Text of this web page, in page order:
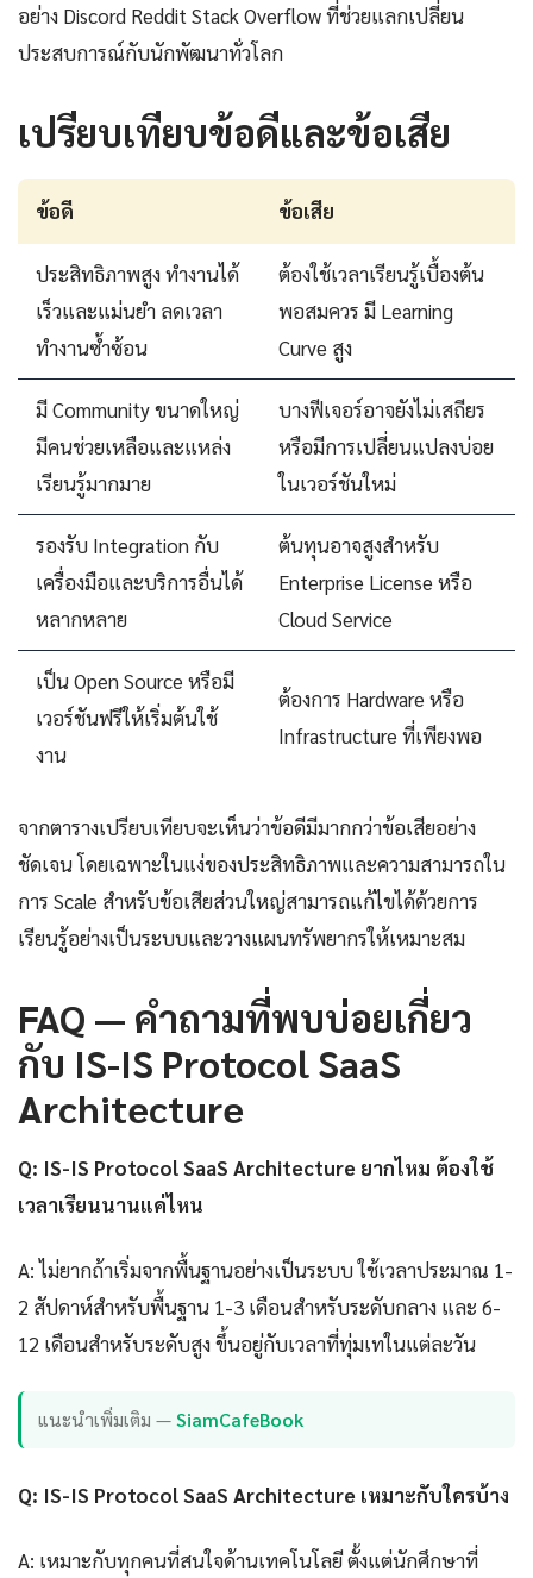
อย่าง Discord Reddit Stack Overflow ที่ช่วยแลกเปลี่ยน
ประสบการณ์กับนักพัฒนาทั่วโลก
เปรียบเทียบข้อดีและข้อเสีย
ข้อดี ข้อเสีย
ประสิทธิภาพสูง ทำงานได้
เร็วและแม่นยำ ลดเวลา
ทำงานซ้ำซ้อน
ต้องใช้เวลาเรียนรู้เบื้องต้น
พอสมควร มี Learning
Curve สูง
มี Community ขนาดใหญ่
มีคนช่วยเหลือและแหล่ง
เรียนรู้มากมาย
บางฟีเจอร์อาจยังไม่เสถียร
หรือมีการเปลี่ยนแปลงบ่อย
ในเวอร์ชันใหม่
รองรับ Integration กับ
เครื่องมือและบริการอื่นได้
หลากหลาย
ต้นทุนอาจสูงสำหรับ
Enterprise License หรือ
Cloud Service
เป็น Open Source หรือมี
เวอร์ชันฟรีให้เริ่มต้นใช้
งาน
ต้องการ Hardware หรือ
Infrastructure ที่เพียงพอ
จากตารางเปรียบเทียบจะเห็นว่าข้อดีมีมากกว่าข้อเสียอย่าง
ชัดเจน โดยเฉพาะในแง่ของประสิทธิภาพและความสามารถใน
การ Scale สำหรับข้อเสียส่วนใหญ่สามารถแก้ไขได้ด้วยการ
เรียนรู้อย่างเป็นระบบและวางแผนทรัพยากรให้เหมาะสม
FAQ — คำถามที่พบบ่อยเกี่ยว
กับ IS-IS Protocol SaaS
Architecture
Q: IS-IS Protocol SaaS Architecture ยากไหม ต้องใช้
เวลาเรียนนานแค่ไหน
A: ไม่ยากถ้าเริ่มจากพื้นฐานอย่างเป็นระบบ ใช้เวลาประมาณ 1-
2 สัปดาห์สำหรับพื้นฐาน 1-3 เดือนสำหรับระดับกลาง และ 6-
12 เดือนสำหรับระดับสูง ขึ้นอยู่กับเวลาที่ทุ่มเทในแต่ละวัน
แนะนำเพิ่มเติม —SiamCafeBook
Q: IS-IS Protocol SaaS Architecture เหมาะกับใครบ้าง
A: เหมาะกับทุกคนที่สนใจด้านเทคโนโลยี ตั้งแต่นักศึกษาที่